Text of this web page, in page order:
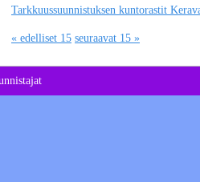
Tarkkuussuunnistuksen kuntorastit
« edelliset 15 seuraavat 15 »